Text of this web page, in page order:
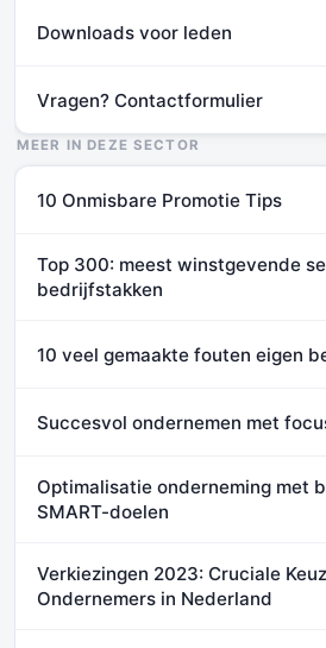
Downloads voor leden
Vragen? Contactformulier
MEER IN DEZE SECTOR
10 Onmisbare Promotie Tips
Top 300: meest winstgevende
bedrijfstakken
10 veel gemaakte fouten eigen
Succesvol ondernemen met
Optimalisatie onderneming met
SMART-doelen
Verkiezingen 2023: Cruciale
Ondernemers in Nederland